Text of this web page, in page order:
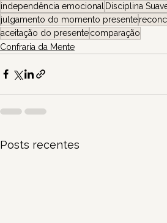
independência emocional Disciplina
julgamento do momento presente
aceitação do presentecomparação
Confraria da Mente
Posts recentes